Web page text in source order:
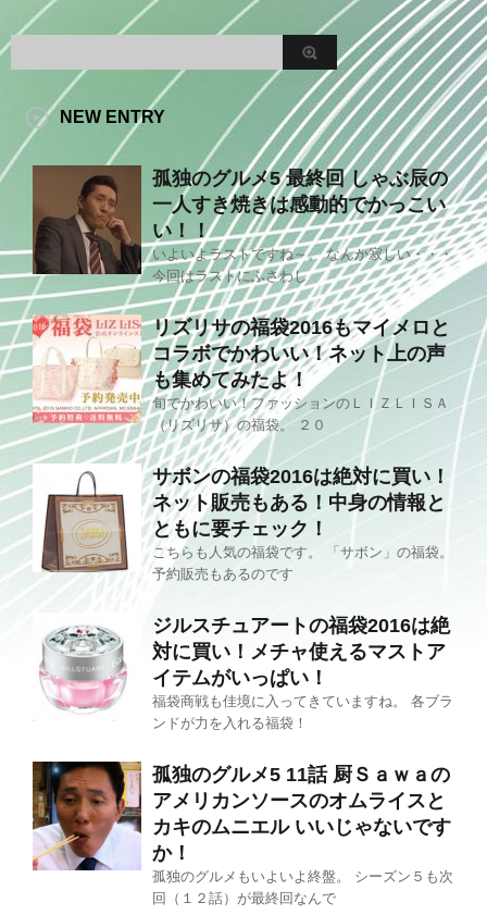
NEW ENTRY
孤独のグルメ5 最終回 しゃぶ辰の
一人すき焼きは感動的でかっこい
い！！
いよいよラストですね～。 なんか寂しい・・・
今回はラストにふさわし
リズリサの福袋2016もマイメロと
コラボでかわいい！ネット上の声
も集めてみたよ！
旬でかわいい！ファッションのＬＩＺＬＩＳＡ
（リズリサ）の福袋。 ２０
サボンの福袋2016は絶対に買い！
ネット販売もある！中身の情報と
ともに要チェック！
こちらも人気の福袋です。 「サボン」の福袋。
予約販売もあるのです
ジルスチュアートの福袋2016は絶
対に買い！メチャ使えるマストア
イテムがいっぱい！
福袋商戦も佳境に入ってきていますね。 各ブラ
ンドが力を入れる福袋！
孤独のグルメ5 11話 厨Ｓａｗａの
アメリカンソースのオムライスと
カキのムニエル いいじゃないです
か！
孤独のグルメもいよいよ終盤。 シーズン５も次
回（１２話）が最終回なんで